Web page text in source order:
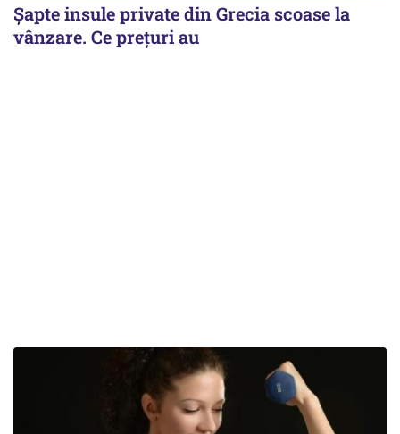
Șapte insule private din Grecia scoase la
vânzare. Ce prețuri au